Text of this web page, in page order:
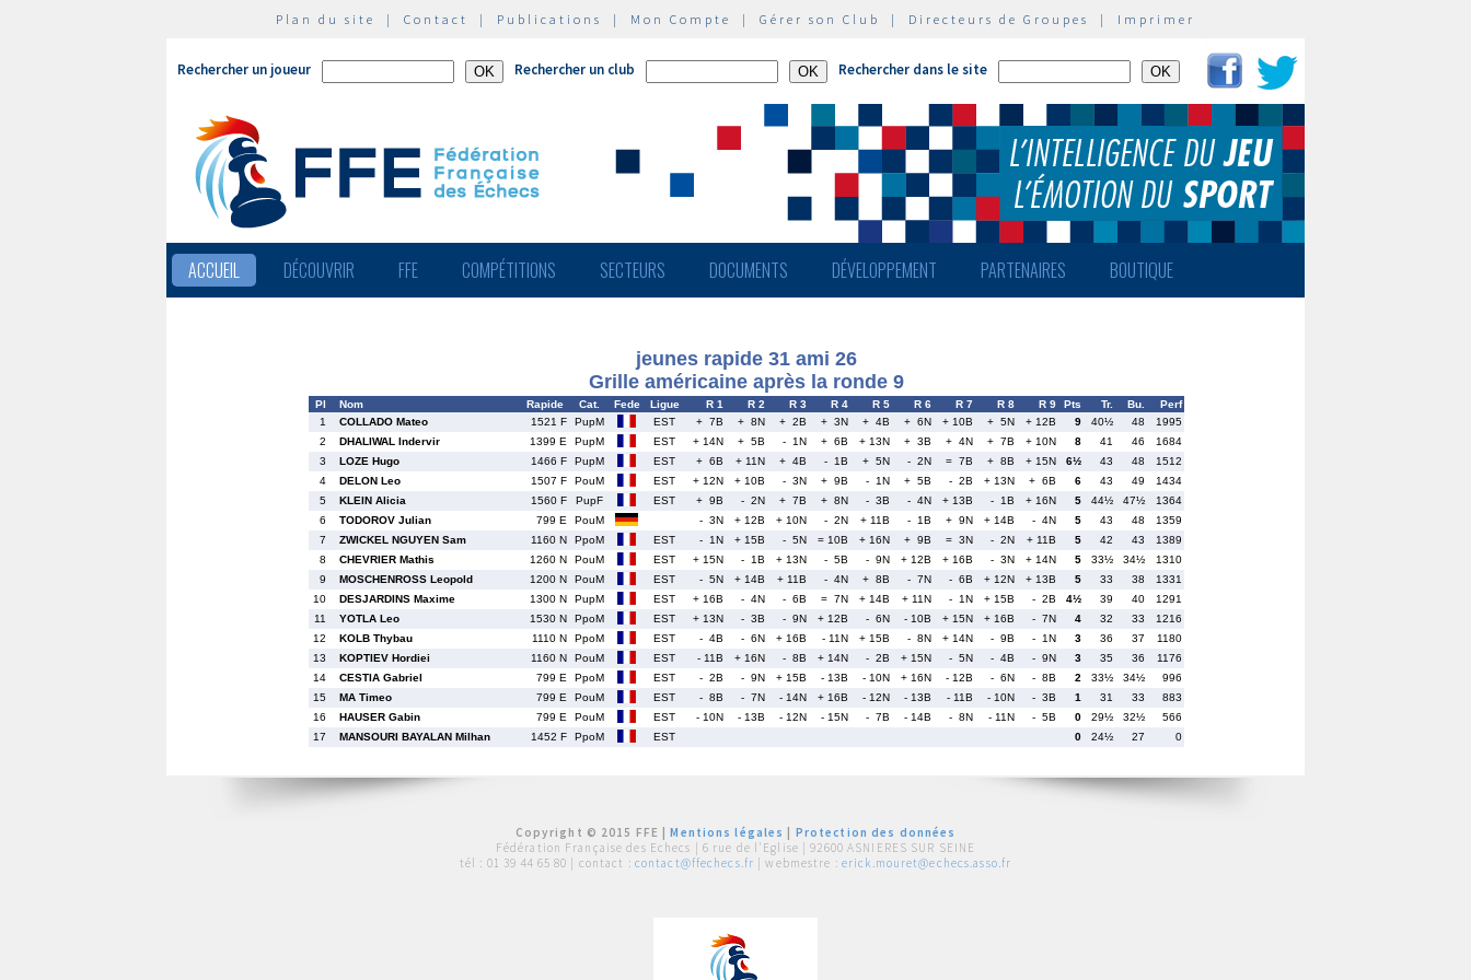
Plan du site | Contact | Publications | Mon Compte | Gérer son Club | Directeurs de Groupes | Imprimer
Rechercher un joueur Rechercher un club Rechercher dans le site
ACCUEIL DÉCOUVRIR FFE COMPÉTITIONS SECTEURS DOCUMENTS DÉVELOPPEMENT PARTENAIRES BOUTIQUE
jeunes rapide 31 ami 26
Grille américaine après la ronde 9
Pl Nom Rapide Cat. Fede Ligue R 1 R 2 R 3 R 4 R 5 R 6 R 7 R 8 R 9 Pts Tr. Bu.
Perf
1
COLLADO Mateo 1521 F PupM EST + 7B + 8N + 2B + 3N + 4B + 6N + 10B + 5N + 12B 9 40½ 48
1995
2
DHALIWAL Indervir 1399 E PupM EST + 14N + 5B - 1N + 6B + 13N + 3B + 4N + 7B + 10N 8 41 46
1684
3
LOZE Hugo 1466 F PupM EST + 6B + 11N + 4B - 1B + 5N - 2N = 7B + 8B + 15N 6½ 43 48
1512
4
DELON Leo 1507 F PouM EST + 12N + 10B - 3N + 9B - 1N + 5B - 2B + 13N + 6B 6 43 49
1434
5
KLEIN Alicia 1560 F PupF EST + 9B - 2N + 7B + 8N - 3B - 4N + 13B - 1B + 16N 5 44½ 47½
1364
6
TODOROV Julian 799 E PouM - 3N + 12B + 10N - 2N + 11B - 1B + 9N + 14B - 4N 5 43 48
1359
7
ZWICKEL NGUYEN Sam 1160 N PpoM EST - 1N + 15B - 5N = 10B + 16N + 9B = 3N - 2N + 11B 5 42 43
1389
8
CHEVRIER Mathis 1260 N PouM EST + 15N - 1B + 13N - 5B - 9N + 12B + 16B - 3N + 14N 5 33½ 34½
1310
9
MOSCHENROSS Leopold 1200 N PouM EST - 5N + 14B + 11B - 4N + 8B - 7N - 6B + 12N + 13B 5 33 38
1331
10
DESJARDINS Maxime 1300 N PupM EST + 16B - 4N - 6B = 7N + 14B + 11N - 1N + 15B - 2B 4½ 39 40
1291
11
YOTLA Leo 1530 N PpoM EST + 13N - 3B - 9N + 12B - 6N - 10B + 15N + 16B - 7N 4 32 33
1216
12
KOLB Thybau 1110 N PpoM EST - 4B - 6N + 16B - 11N + 15B - 8N + 14N - 9B - 1N 3 36 37
1180
13
KOPTIEV Hordiei 1160 N PouM EST - 11B + 16N - 8B + 14N - 2B + 15N - 5N - 4B - 9N 3 35 36
1176
14
CESTIA Gabriel 799 E PpoM EST - 2B - 9N + 15B - 13B - 10N + 16N - 12B - 6N - 8B 2 33½ 34½
996
15
MA Timeo 799 E PouM EST - 8B - 7N - 14N + 16B - 12N - 13B - 11B - 10N - 3B 1 31 33
883
16
HAUSER Gabin 799 E PouM EST - 10N - 13B - 12N - 15N - 7B - 14B - 8N - 11N - 5B 0 29½ 32½
566
17
MANSOURI BAYALAN Milhan 1452 F PpoM EST 0 24½ 27 0
Copyright © 2015 FFE |Mentions légales
Protection des données
Fédération Française des Echecs | 6 rue de l'Eglise | 92600 ASNIERES SUR SEINE
tél : 01 39 44 65 80 | contact : contact@ffechecs.fr | webmestre : erick.mouret@echecs.asso.fr